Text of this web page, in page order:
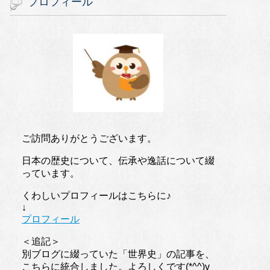
ご訪問ありがとうございます。
日本の歴史について、伝承や逸話について綴
っています。
くわしいプロフィールはこちらに♪
↓
プロフィール
＜追記＞
別ブログに綴っていた「世界史」の記事を、
こちらに統合しました。よろしくです(*^^)v